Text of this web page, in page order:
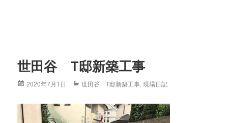
世田谷 T邸新築工事
Posted
2020年7月1日 Categories
世田谷 T邸新築工事,現場日記